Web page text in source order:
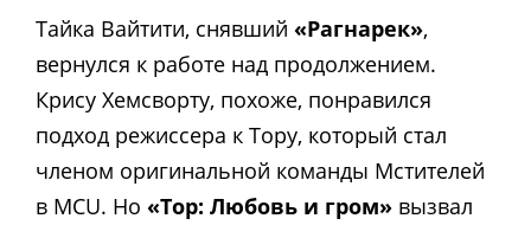
Тайка Вайтити, снявший «Рагнарек»,
вернулся к работе над продолжением.
Крису Хемсворту, похоже, понравился
подход режиссера к Тору, который стал
членом оригинальной команды Мстителей
в MCU. Но «Тор: Любовь и гром» вызвал